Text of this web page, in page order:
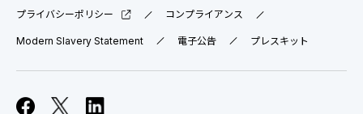
業績ハイライト
株式について
中途採用：ビジネス職・コーポレート職
プライバシーポリシー コンプライアンス
Modern Slavery Statement 電子公告 プレスキット